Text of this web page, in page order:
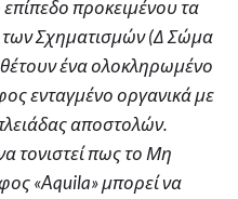
επίπεδο προκειμένου τα
των Σχηματισμών (Δ Σώμα
ένα ολοκληρωμένο
ενταγμένο οργανικά με
αποστολών.
τονιστεί πως το Μη
«Aquila» μπορεί να